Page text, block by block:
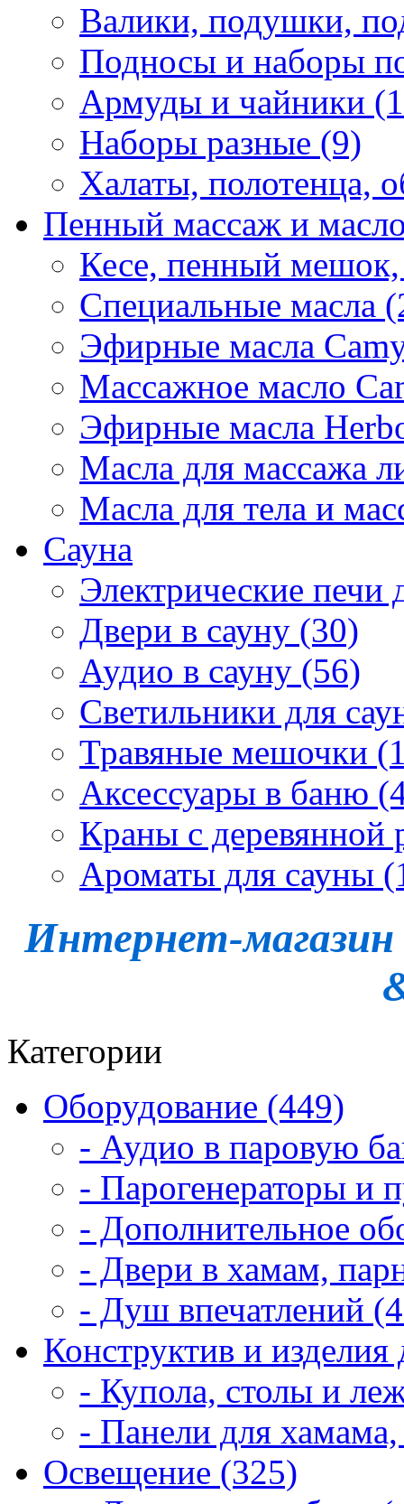
Валики, подушки,
Подносы и наборы
Армуды и чайники
Наборы разные (9)
Халаты, полотенца,
Пенный массаж и
Кесе, пенный
Специальные масла
Эфирные масла
Массажное масло
Эфирные масла
Масла для массажа
Масла для тела и
Сауна
Электрические печи
Двери в сауну (30)
Аудио в сауну (56)
Светильники для
Травяные мешочки
Аксессуары в баню
Краны с деревянной
Ароматы для сауны
Интернет-магазин
Категории
Оборудование (449)
- Аудио в паровую
- Парогенераторы и
- Дополнительное
- Двери в хамам,
- Душ впечатлений
Конструктив и
- Купола, столы и
- Панели для
Освещение (325)